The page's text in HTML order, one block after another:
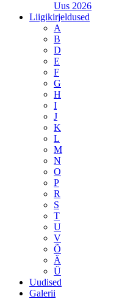
Uus 2026
Liigikirjeldused
A
B
D
E
F
G
H
I
J
K
L
M
N
O
P
R
S
T
U
V
Õ
Ä
Ü
Uudised
Galerii